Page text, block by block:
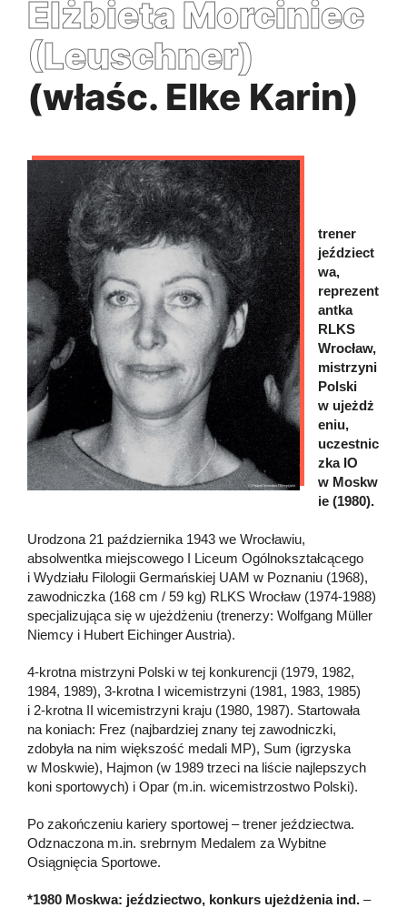
Elżbieta Morciniec
(Leuschner)
(właśc. Elke Karin)
trener
jeździect
wa,
reprezent
antka
RLKS
Wrocław,
mistrzyni
Polski
w ujeżdż
eniu,
uczestnic
zka IO
w Moskw
ie (1980).
Urodzona 21 października 1943 we Wrocławiu,
absolwentka miejscowego I Liceum Ogólnokształcącego
i Wydziału Filologii Germańskiej UAM w Poznaniu (1968),
zawodniczka (168 cm / 59 kg) RLKS Wrocław (1974-1988)
specjalizująca się w ujeżdżeniu (trenerzy: Wolfgang Müller
Niemcy i Hubert Eichinger Austria).
4-krotna mistrzyni Polski w tej konkurencji (1979, 1982,
1984, 1989), 3-krotna I wicemistrzyni (1981, 1983, 1985)
i 2-krotna II wicemistrzyni kraju (1980, 1987). Startowała
na koniach: Frez (najbardziej znany tej zawodniczki,
zdobyła na nim większość medali MP), Sum (igrzyska
w Moskwie), Hajmon (w 1989 trzeci na liście najlepszych
koni sportowych) i Opar (m.in. wicemistrzostwo Polski).
Po zakończeniu kariery sportowej – trener jeździectwa.
Odznaczona m.in. srebrnym Medalem za Wybitne
Osiągnięcia Sportowe.
*1980 Moskwa: jeździectwo, konkurs ujeżdżenia ind. –